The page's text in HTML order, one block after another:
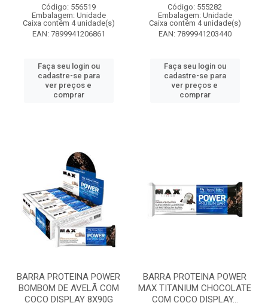
Código: 556519
Embalagem: Unidade
Caixa contém 4 unidade(s)
EAN: 7899941206861
Faça seu login ou
cadastre-se para
ver preços e
comprar
Código: 555282
Embalagem: Unidade
Caixa contém 4 unidade(s)
EAN: 7899941203440
Faça seu login ou
cadastre-se para
ver preços e
comprar
BARRA PROTEINA POWER
BOMBOM DE AVELÃ COM
COCO DISPLAY 8X90G
BARRA PROTEINA POWER
MAX TITANIUM CHOCOLATE
COM COCO DISPLAY...